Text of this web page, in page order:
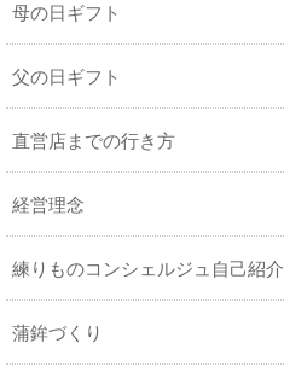
母の日ギフト
父の日ギフト
直営店までの行き方
経営理念
練りものコンシェルジュ自己紹介
蒲鉾づくり